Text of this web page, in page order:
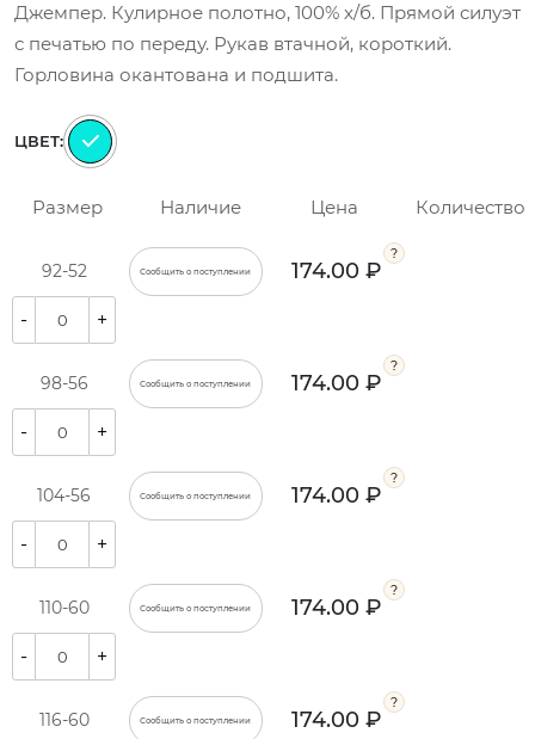
Джемпер. Кулирное полотно, 100% х/б. Прямой силуэт
с печатью по переду. Рукав втачной, короткий.
Горловина окантована и подшита.
ЦВЕТ:
Размер Наличие Цена Количество
92-52 Сообщить о поступлении 174.00 ₽
- +
98-56 Сообщить о поступлении 174.00 ₽
- +
104-56 Сообщить о поступлении 174.00 ₽
- +
110-60 Сообщить о поступлении 174.00 ₽
- +
116-60 Сообщить о поступлении 174.00 ₽